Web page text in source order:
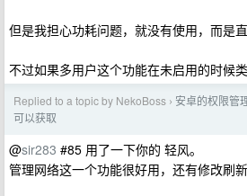
但是我担心功耗问题，就没有使用，而是
不过如果多用户这个功能在未启用的时候
Replied to a topic by NekoBoss › 安卓的权限管
可以获取
@sir283 #85 用了一下你的 轻风。
管理网络这一个功能很好用，还有修改刷新